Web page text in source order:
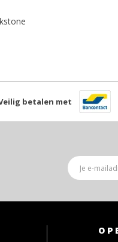
betalen met